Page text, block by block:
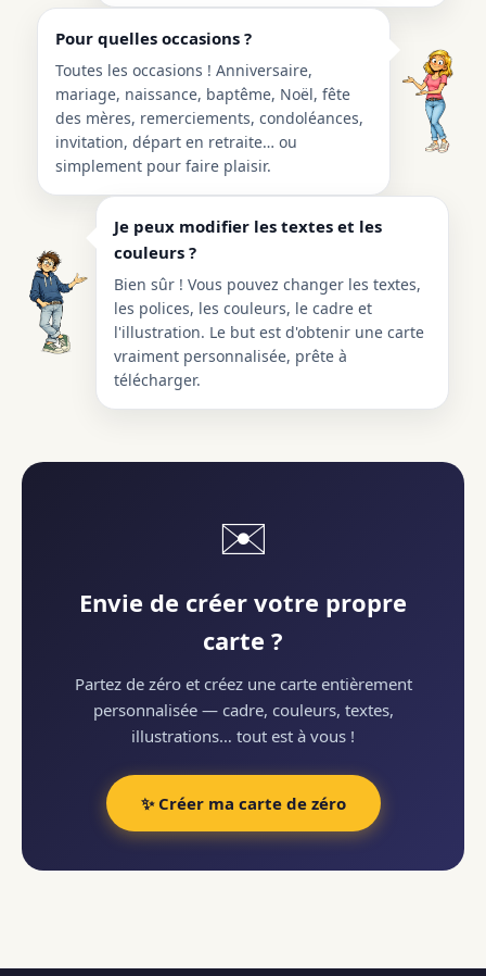
Pour quelles occasions ?
Toutes les occasions ! Anniversaire,
mariage, naissance, baptême, Noël, fête
des mères, remerciements, condoléances,
invitation, départ en retraite… ou
simplement pour faire plaisir.
Je peux modifier les textes et les
couleurs ?
Bien sûr ! Vous pouvez changer les textes,
les polices, les couleurs, le cadre et
l'illustration. Le but est d'obtenir une carte
vraiment personnalisée, prête à
télécharger.
✉️
Envie de créer votre propre
carte ?
Partez de zéro et créez une carte entièrement
personnalisée — cadre, couleurs, textes,
illustrations… tout est à vous !
✨ Créer ma carte de zéro